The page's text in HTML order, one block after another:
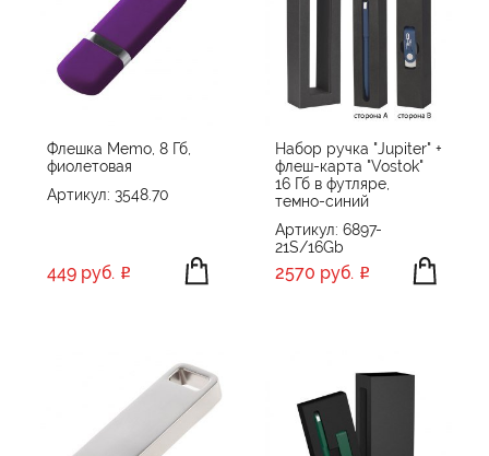
Флешка Memo, 8 Гб,
фиолетовая
Артикул: 3548.70
449 руб.
Набор ручка "Jupiter" +
флеш-карта "Vostok"
16 Гб в футляре,
темно-синий
Артикул: 6897-
21S/16Gb
2570 руб.